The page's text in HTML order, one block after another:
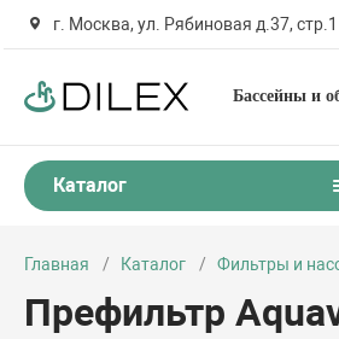
г. Москва, ул. Рябиновая д.37, стр.1
Бассейны и
Каталог
Главная Каталог Фильтры и
Префильтр